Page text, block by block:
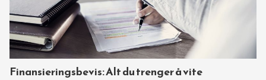
Finansieringsbevis: Alt du trenger å vite